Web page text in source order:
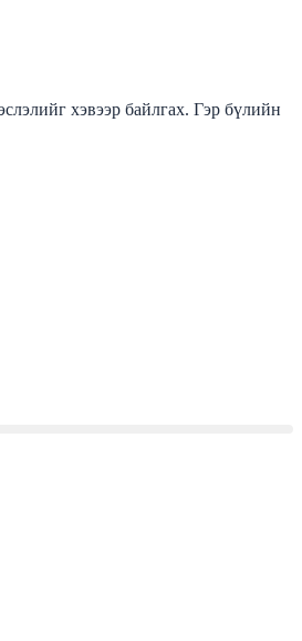
хэвээр байлгах. Гэр бүлийн